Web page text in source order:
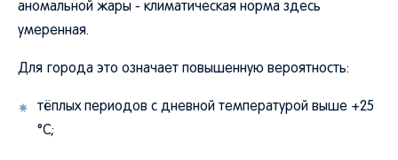
аномальной жары - климатическая норма здесь
умеренная.
Для города это означает повышенную вероятность:
тёплых периодов с дневной температурой выше +25
°C;